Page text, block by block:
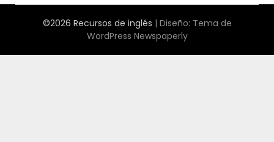
©2026 Recursos de inglés | Diseño: Tema de
WordPress Newspaperly